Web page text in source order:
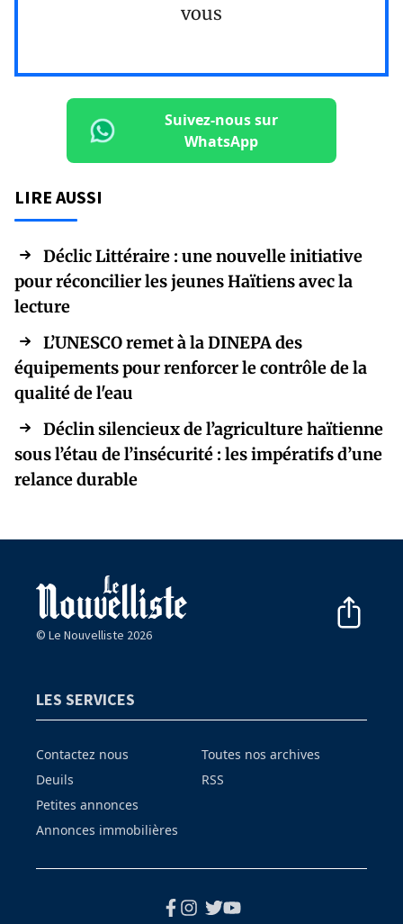
vous
Suivez-nous sur
WhatsApp
LIRE AUSSI
Déclic Littéraire : une nouvelle initiative
pour réconcilier les jeunes Haïtiens avec la
lecture
L’UNESCO remet à la DINEPA des
équipements pour renforcer le contrôle de la
qualité de l'eau
Déclin silencieux de l’agriculture haïtienne
sous l’étau de l’insécurité : les impératifs d’une
relance durable
© Le Nouvelliste 2026
LES SERVICES
Contactez nous
Deuils
Petites annonces
Annonces immobilières
Toutes nos archives
RSS